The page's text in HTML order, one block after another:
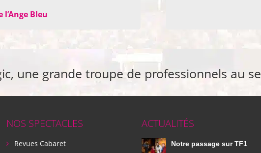
l’Ange Bleu
une grande troupe de professionnels au
NOS SPECTACLES
Revues Cabaret
ACTUALITÉS
Notre passage sur TF1